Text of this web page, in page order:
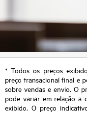
* Todos os preços
preço transacional final e
sobre vendas e envio. O
pode variar em relação a
exibido. O preço